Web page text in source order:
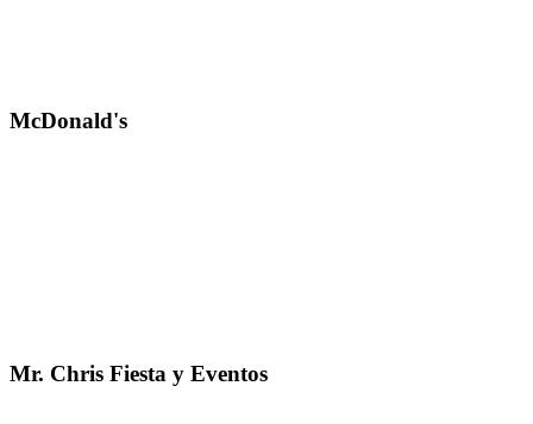
McDonald's
Mr. Chris Fiesta y Eventos